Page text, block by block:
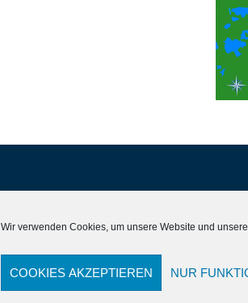
Wir verwenden Cookies, um unsere Website und
COOKIES AKZEPTIEREN NUR